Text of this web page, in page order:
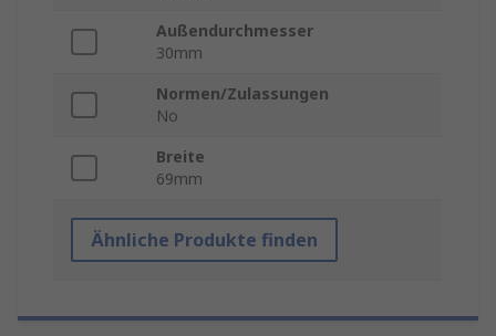
Außendurchmesser
30mm
Normen/Zulassungen
No
Breite
69mm
Ähnliche Produkte finden